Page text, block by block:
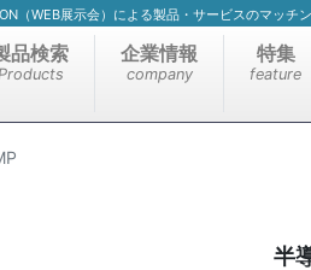
（WEB展示会）による製品・サービスのマッチ
品検索 企業情報
company
特集
feature
半